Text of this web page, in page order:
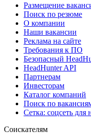
Размещение
Поиск по резюме
О компании
Наши вакансии
Реклама на сайте
Требования к ПО
Безопасный
HeadHunter API
Партнерам
Инвесторам
Каталог компаний
Поиск по
Сетка: соцсеть для
Соискателям